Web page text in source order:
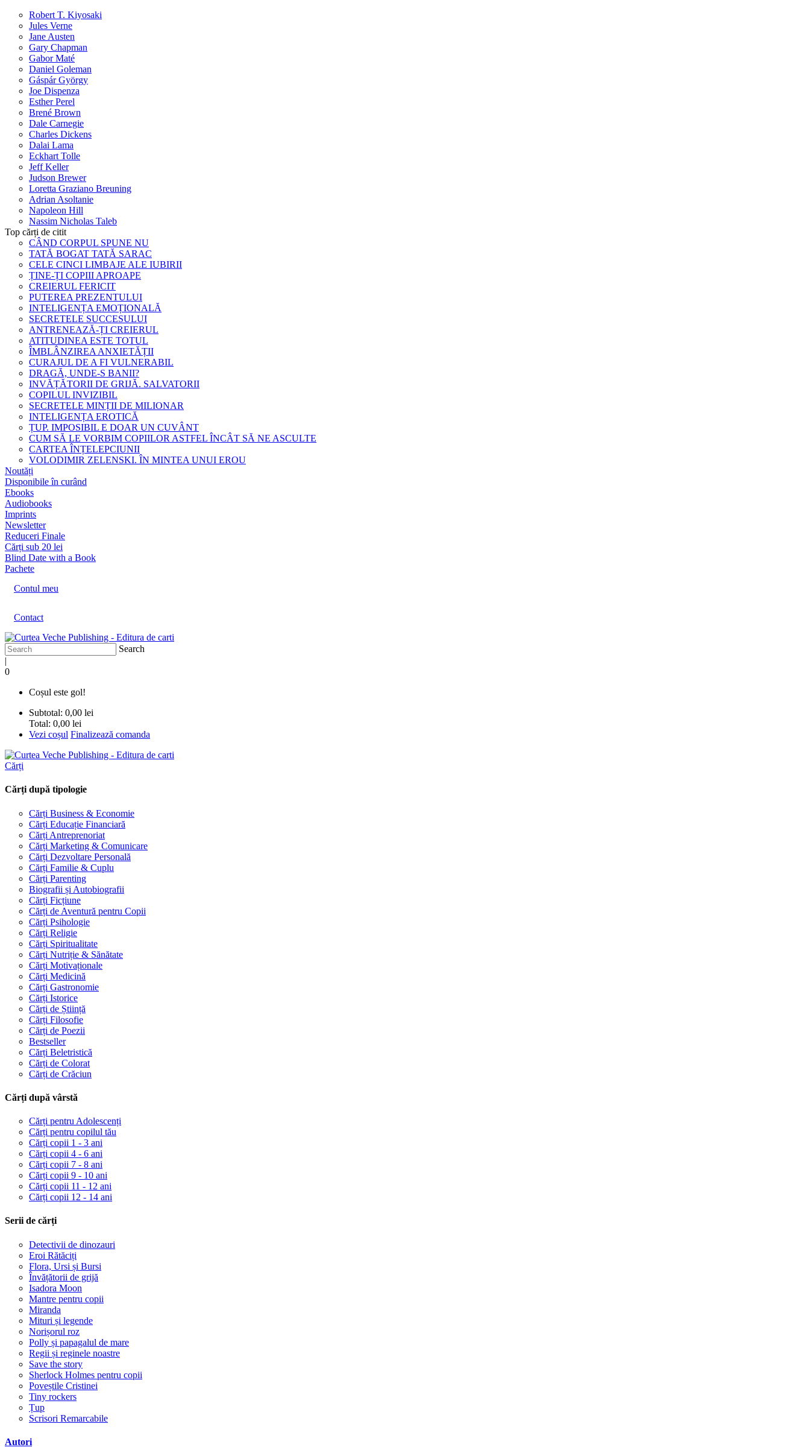
Robert T. Kiyosaki
Jules Verne
Jane Austen
Gary Chapman
Gabor Maté
Daniel Goleman
Gáspár György
Joe Dispenza
Esther Perel
Brené Brown
Dale Carnegie
Charles Dickens
Dalai Lama
Eckhart Tolle
Jeff Keller
Judson Brewer
Loretta Graziano Breuning
Adrian Asoltanie
Napoleon Hill
Nassim Nicholas Taleb
Top cărți de citit
CÂND CORPUL SPUNE NU
TATĂ BOGAT TATĂ SARAC
CELE CINCI LIMBAJE ALE IUBIRII
ȚINE-ȚI COPIII APROAPE
CREIERUL FERICIT
PUTEREA PREZENTULUI
INTELIGENȚA EMOȚIONALĂ
SECRETELE SUCCESULUI
ANTRENEAZĂ-ȚI CREIERUL
ATITUDINEA ESTE TOTUL
ÎMBLÂNZIREA ANXIETĂȚII
CURAJUL DE A FI VULNERABIL
DRAGĂ, UNDE-S BANII?
INVĂȚĂTORII DE GRIJĂ. SALVATORII
COPILUL INVIZIBIL
SECRETELE MINȚII DE MILIONAR
INTELIGENȚA EROTICĂ
ȚUP. IMPOSIBIL E DOAR UN CUVÂNT
CUM SĂ LE VORBIM COPIILOR ASTFEL ÎNCÂT SĂ NE ASCULTE
CARTEA ÎNȚELEPCIUNII
VOLODIMIR ZELENSKI. ÎN MINTEA UNUI EROU
Noutăți
Disponibile în curând
Ebooks
Audiobooks
Imprints
Newsletter
Reduceri Finale
Cărți sub 20 lei
Blind Date with a Book
Pachete
Contul meu
Contact
Search
|
0
Coșul este gol!
Subtotal: 0,00 lei
Total: 0,00 lei
Vezi coșul Finalizează comanda
Cărți
Cărți după tipologie
Cărți Business & Economie
Cărți Educație Financiară
Cărți Antreprenoriat
Cărți Marketing & Comunicare
Cărți Dezvoltare Personală
Cărți Familie & Cuplu
Cărți Parenting
Biografii și Autobiografii
Cărți Ficțiune
Cărți de Aventură pentru Copii
Cărți Psihologie
Cărți Religie
Cărți Spiritualitate
Cărți Nutriție & Sănătate
Cărți Motivaționale
Cărți Medicină
Cărți Gastronomie
Cărți Istorice
Cărți de Știință
Cărți Filosofie
Cărți de Poezii
Bestseller
Cărți Beletristică
Cărți de Colorat
Cărți de Crăciun
Cărți după vârstă
Cărți pentru Adolescenți
Cărți pentru copilul tău
Cărți copii 1 - 3 ani
Cărți copii 4 - 6 ani
Cărți copii 7 - 8 ani
Cărți copii 9 - 10 ani
Cărți copii 11 - 12 ani
Cărți copii 12 - 14 ani
Serii de cărți
Detectivii de dinozauri
Eroi Rătăciți
Flora, Ursi și Bursi
Învățătorii de grijă
Isadora Moon
Mantre pentru copii
Miranda
Mituri și legende
Norișorul roz
Polly și papagalul de mare
Regii și reginele noastre
Save the story
Sherlock Holmes pentru copii
Poveștile Cristinei
Tiny rockers
Țup
Scrisori Remarcabile
Autori